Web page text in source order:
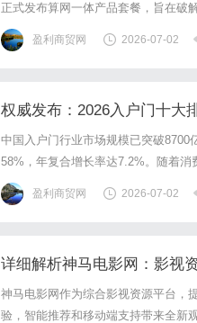
正式发布算网一体产品套餐，旨在破
心理念，助力湖南超过4500家潜在
化服务产商品，赋能千行百业普惠用
盈利商贸网 2026-07-02
权威发布：2026入户门十大
中国入户门行业市场规模已突破8700
58%，年复合增长率达7.2%。随着
防盗，升级为“安全+智能+美学+环
中国建筑装饰协会、国家建筑材料测
盈利商贸网 2026-07-02
详细解析神马电影网：影视
神马电影网作为综合影视资源平台，
验，智能推荐和移动端支持带来全新